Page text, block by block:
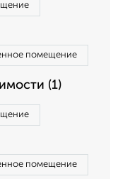
помещение
(1)
помещение